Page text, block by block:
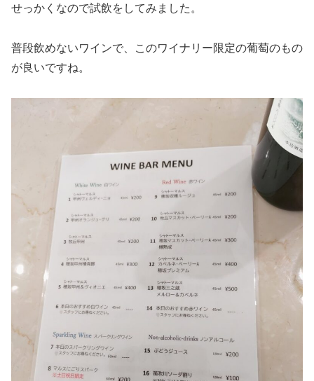
せっかくなので試飲をしてみました。
普段飲めないワインで、このワイナリー限定の葡萄のもの
が良いですね。